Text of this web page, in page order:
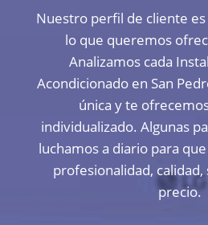
Nuestro perfil de cliente
lo que queremos
Analizamos cada
Acondicionado en San
única y te
individualizado. Algunas
luchamos a diario para
profesionalidad,
precio.